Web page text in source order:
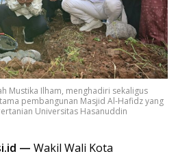
Mustika Ilham, menghadiri sekaligus
pembangunan Masjid Al-Hafidz yang
Universitas Hasanuddin
— Wakil Wali Kota